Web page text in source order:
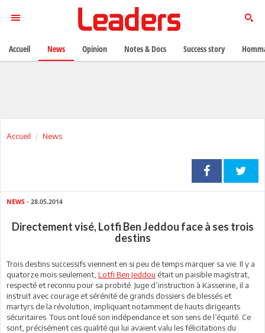
Accueil News
NEWS - 28.05.2014
Directement visé, Lotfi Ben Jeddou face à ses trois
destins
Trois destins successifs viennent en si peu de temps marquer sa vie. Il y a
quatorze mois seulement, Lotfi Ben Jeddou était un paisible magistrat,
respecté et reconnu pour sa probité. Juge d’instruction à Kasserine, il a
instruit avec courage et sérénité de grands dossiers de blessés et
martyrs de la révolution, impliquant notamment de hauts dirigeants
sécuritaires. Tous ont loué son indépendance et son sens de l’équité. Ce
sont, précisément ces qualité qui lui avaient valu les félicitations du
Accueil News Opinion Notes & Docs Success story